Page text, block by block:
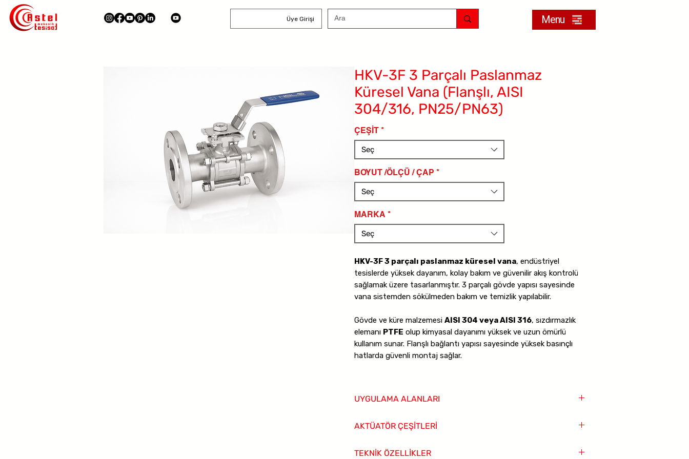
Üye Girişi Menu
HKV-3F 3 Parçalı Paslanmaz
Küresel Vana (Flanşlı, AISI
304/316, PN25/PN63)
ÇEŞİT *
Seç
BOYUT /ÖLÇÜ / ÇAP *
Seç
MARKA *
Seç
HKV-3F 3 parçalı paslanmaz küresel vana, endüstriyel
tesislerde yüksek dayanım, kolay bakım ve güvenilir akış kontrolü
sağlamak üzere tasarlanmıştır. 3 parçalı gövde yapısı sayesinde
vana sistemden sökülmeden bakım ve temizlik yapılabilir.
Gövde ve küre malzemesi AISI 304 veya AISI 316, sızdırmazlık
elemanı PTFE olup kimyasal dayanımı yüksek ve uzun ömürlü
kullanım sunar. Flanşlı bağlantı yapısı sayesinde yüksek basınçlı
hatlarda güvenli montaj sağlar.
basınç sınıfı ile ağır hizmet koşullarında güvenle kullanılabilir.
UYGULAMA ALANLARI
Gıda ve hijyenik hatlar
Basınçlı hava hatları
AKTÜATÖR ÇEŞİTLERİ
Pnömatik aktüatör (opsiyonel)
TEKNİK ÖZELLİKLER